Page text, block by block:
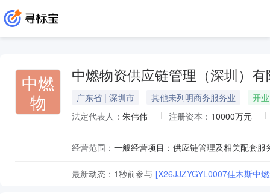
中燃
物
中燃物资供应链管理（深圳）有
广东省 | 深圳市 其他未列明商务服务业
开业
法定代表人： 朱伟伟 注册资本： 10000万元
经营范围：
最新动态： 1秒前参与 [X26JJZYGYL0007佳木斯中